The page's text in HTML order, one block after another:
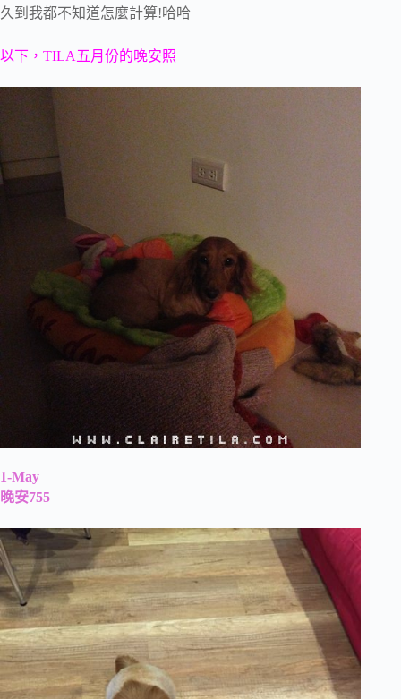
久到我都不知道怎麼計算!哈哈
以下，TILA五月份的晚安照
1-May
晚安755